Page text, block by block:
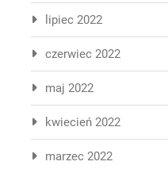
lipiec 2022
czerwiec 2022
maj 2022
kwiecień 2022
marzec 2022